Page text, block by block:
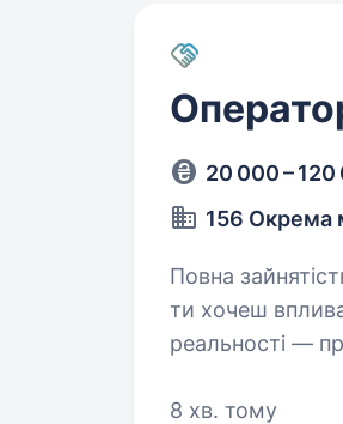
20 000 – 120
156 Окрема
Повна зайнятість. Оператор БПЛА — це стратегічні очі
ти хочеш
реальності —
8 хв. тому